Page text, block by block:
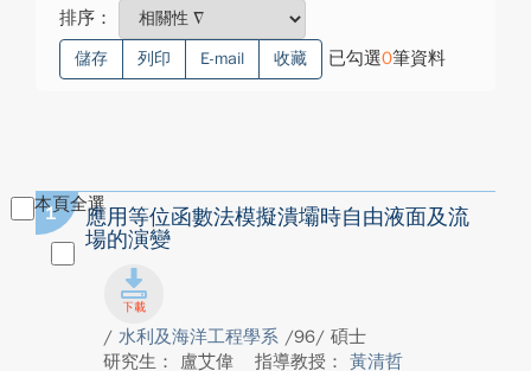
排序：
儲存 列印 E-mail 收藏 已勾選0筆資料
本頁全選
1
應用等位函數法模擬潰壩時自由液面及流
場的演變
/ 水利及海洋工程學系 /96/ 碩士
研究生： 盧艾偉
指導教授： 黃清哲